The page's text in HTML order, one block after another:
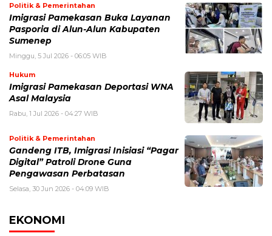
Politik & Pemerintahan
Imigrasi Pamekasan Buka Layanan
Pasporia di Alun-Alun Kabupaten
Sumenep
Minggu, 5 Jul 2026 - 06:05 WIB
Hukum
Imigrasi Pamekasan Deportasi WNA
Asal Malaysia
Rabu, 1 Jul 2026 - 04:27 WIB
Politik & Pemerintahan
Gandeng ITB, Imigrasi Inisiasi “Pagar
Digital” Patroli Drone Guna
Pengawasan Perbatasan
Selasa, 30 Jun 2026 - 04:09 WIB
EKONOMI